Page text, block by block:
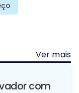
Ver mais
com